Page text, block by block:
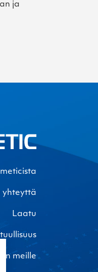
ja
yhteyttä
Laatu
meille